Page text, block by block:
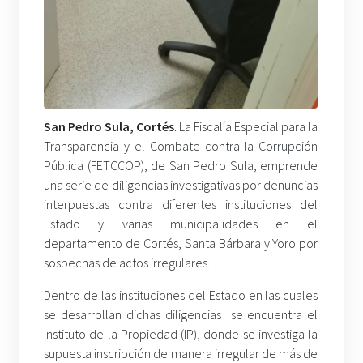
San Pedro Sula, Cortés. La Fiscalía Especial para la
Transparencia y el Combate contra la Corrupción
Pública (FETCCOP), de San Pedro Sula, emprende
una serie de diligencias investigativas por denuncias
interpuestas contra diferentes instituciones del
Estado y varias municipalidades en el
departamento de Cortés, Santa Bárbara y Yoro por
sospechas de actos irregulares.
Dentro de las instituciones del Estado en las cuales
se desarrollan dichas diligencias se encuentra el
Instituto de la Propiedad (IP), donde se investiga la
supuesta inscripción de manera irregular de más de